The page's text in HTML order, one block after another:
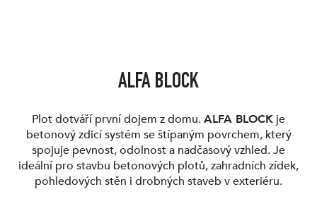
ALFA BLOCK
Plot dotváří první dojem z domu.ALFA BLOCK je
betonový zdicí systém se štípaným povrchem, který
spojuje pevnost, odolnost a nadčasový vzhled. Je
ideální pro stavbu betonových plotů, zahradních zídek,
pohledových stěn i drobných staveb v exteriéru.